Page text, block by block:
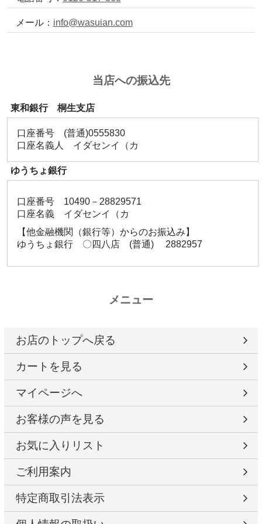
メール： info@wasuian.com
当店への振込先
東和銀行 桐生支店
口座番号 (普通)0555830
口座名義人 イダセンイ（カ
ゆうちょ銀行
口座番号 10490－28829571
口座名義 イダセンイ（カ
【他金融機関（銀行等）からのお振込み】
ゆうちょ銀行 〇四八店 (普通) 2882957
メニュー
お店のトップへ戻る
カートを見る
マイページへ
お客様の声を見る
お気に入りリスト
ご利用案内
特定商取引法表示